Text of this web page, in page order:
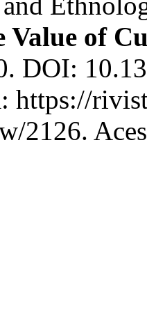
Value of
DOI:
https://
2126.